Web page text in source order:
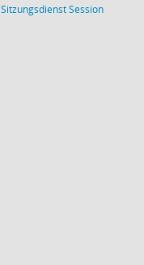
SitzungsdienstSession(Wird in